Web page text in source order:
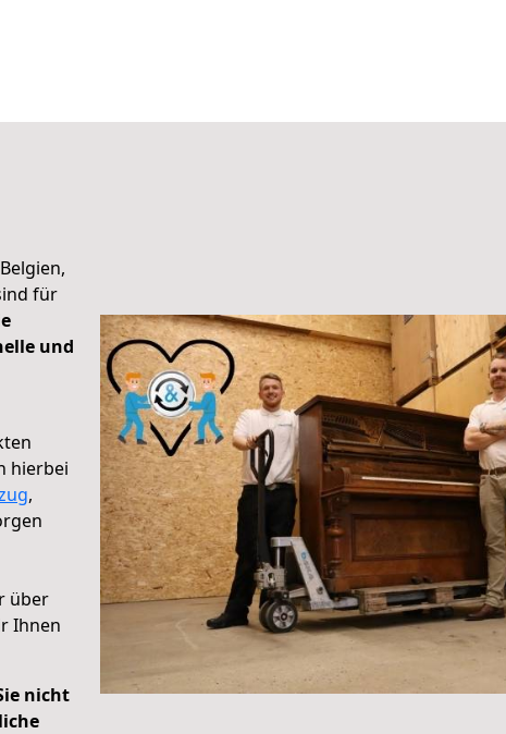
für
und
hierbei
,
über
Ihnen
nicht